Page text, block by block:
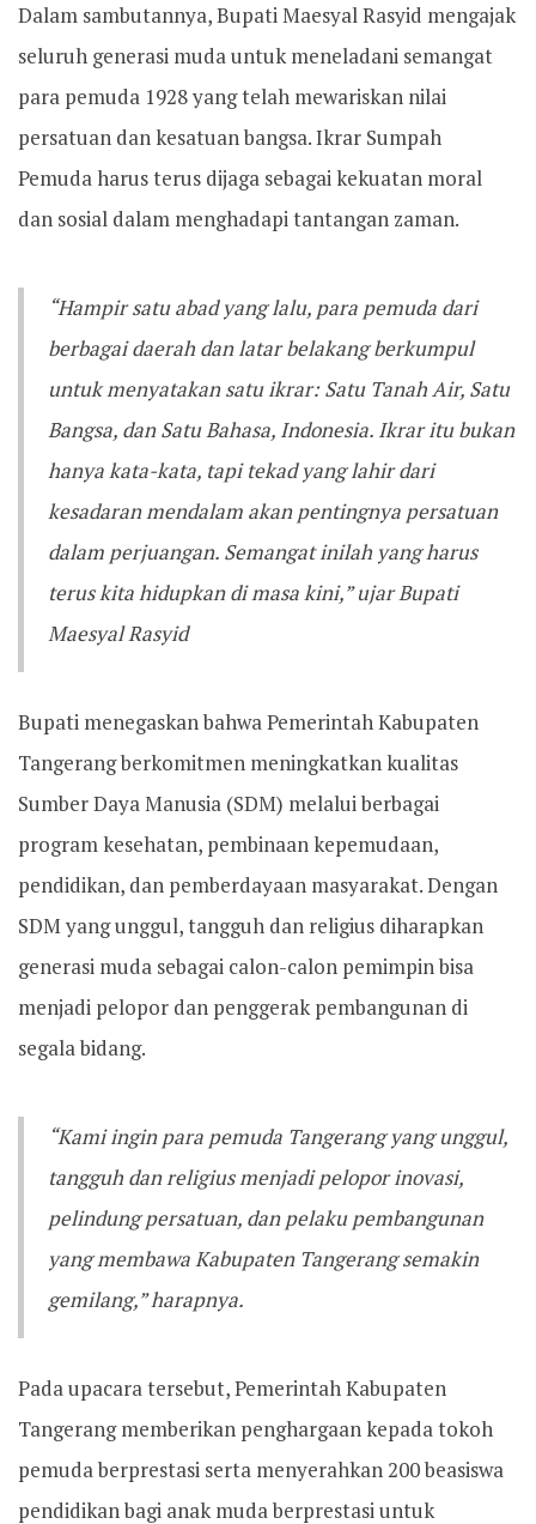
Dalam sambutannya, Bupati Maesyal Rasyid mengajak
seluruh generasi muda untuk meneladani semangat
para pemuda 1928 yang telah mewariskan nilai
persatuan dan kesatuan bangsa. Ikrar Sumpah
Pemuda harus terus dijaga sebagai kekuatan moral
dan sosial dalam menghadapi tantangan zaman.
“Hampir satu abad yang lalu, para pemuda dari
berbagai daerah dan latar belakang berkumpul
untuk menyatakan satu ikrar: Satu Tanah Air, Satu
Bangsa, dan Satu Bahasa, Indonesia. Ikrar itu bukan
hanya kata-kata, tapi tekad yang lahir dari
kesadaran mendalam akan pentingnya persatuan
dalam perjuangan. Semangat inilah yang harus
terus kita hidupkan di masa kini,” ujar Bupati
Maesyal Rasyid
Bupati menegaskan bahwa Pemerintah Kabupaten
Tangerang berkomitmen meningkatkan kualitas
Sumber Daya Manusia (SDM) melalui berbagai
program kesehatan, pembinaan kepemudaan,
pendidikan, dan pemberdayaan masyarakat. Dengan
SDM yang unggul, tangguh dan religius diharapkan
generasi muda sebagai calon-calon pemimpin bisa
menjadi pelopor dan penggerak pembangunan di
segala bidang.
“Kami ingin para pemuda Tangerang yang unggul,
tangguh dan religius menjadi pelopor inovasi,
pelindung persatuan, dan pelaku pembangunan
yang membawa Kabupaten Tangerang semakin
gemilang,” harapnya.
Pada upacara tersebut, Pemerintah Kabupaten
Tangerang memberikan penghargaan kepada tokoh
pemuda berprestasi serta menyerahkan 200 beasiswa
pendidikan bagi anak muda berprestasi untuk